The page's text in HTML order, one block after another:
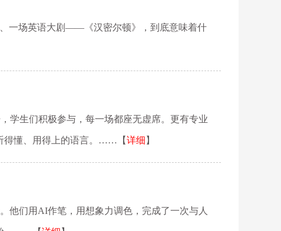
一场英语大剧——《汉密尔顿》，到底意味着什
生们积极参与，每一场都座无虚席。更有专业
得懂、用得上的语言。……【详细 】
们用AI作笔，用想象力调色，完成了一次与人